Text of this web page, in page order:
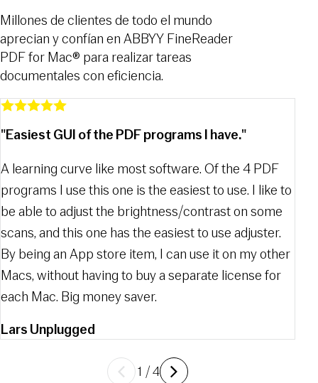
Millones de clientes de todo el mundo
aprecian y confían en ABBYY FineReader
PDF for Mac® para realizar tareas
documentales con eficiencia.
"Easiest GUI of the PDF programs I have."
A learning curve like most software. Of the 4 PDF
programs I use this one is the easiest to use. I like to
be able to adjust the brightness/contrast on some
scans, and this one has the easiest to use adjuster.
By being an App store item, I can use it on my other
Macs, without having to buy a separate license for
each Mac. Big money saver.
Lars Unplugged
Previa1 /4 Siguiente